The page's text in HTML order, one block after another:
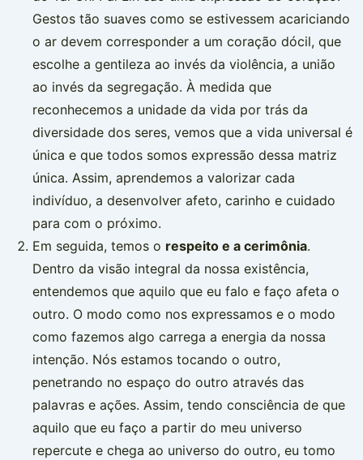
Gestos tão suaves como se estivessem acariciando
o ar devem corresponder a um coração dócil, que
escolhe a gentileza ao invés da violência, a união
ao invés da segregação. À medida que
reconhecemos a unidade da vida por trás da
diversidade dos seres, vemos que a vida universal é
única e que todos somos expressão dessa matriz
única. Assim, aprendemos a valorizar cada
indivíduo, a desenvolver afeto, carinho e cuidado
para com o próximo.
Em seguida, temos o respeito e a cerimônia.
Dentro da visão integral da nossa existência,
entendemos que aquilo que eu falo e faço afeta o
outro. O modo como nos expressamos e o modo
como fazemos algo carrega a energia da nossa
intenção. Nós estamos tocando o outro,
penetrando no espaço do outro através das
palavras e ações. Assim, tendo consciência de que
aquilo que eu faço a partir do meu universo
repercute e chega ao universo do outro, eu tomo